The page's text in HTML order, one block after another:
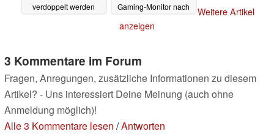
verdoppelt werden
Gaming-Monitor nach
Weitere Artikel
anzeigen
3 Kommentare im Forum
Fragen, Anregungen, zusätzliche Informationen zu diesem
Artikel? - Uns interessiert Deine Meinung (auch ohne
Anmeldung möglich)!
Alle 3 Kommentare lesen /Antworten